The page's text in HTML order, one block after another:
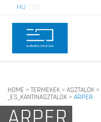
HU EN
HOME > TERMEKEK > ASZTALOK >
_ES_KANTINASZTALOK > ARPER